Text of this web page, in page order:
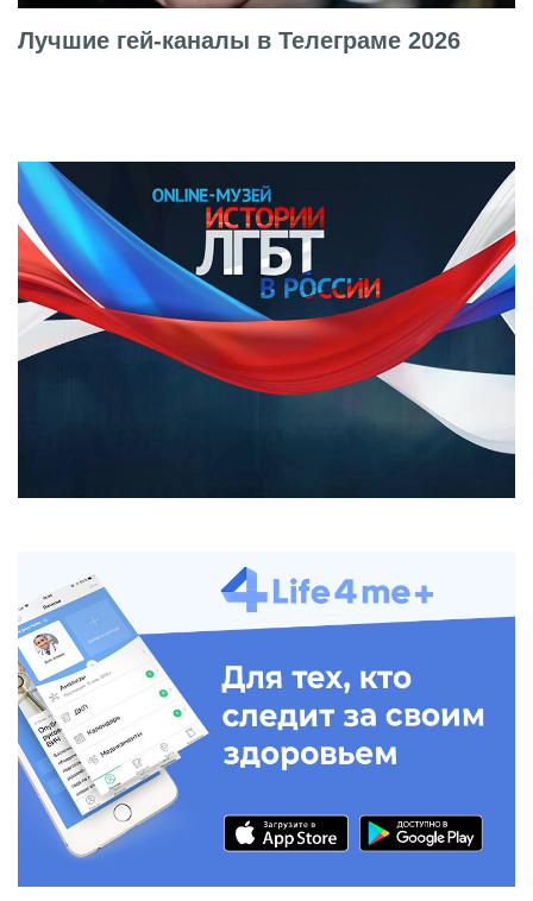
Лучшие гей-каналы в Телеграме 2026